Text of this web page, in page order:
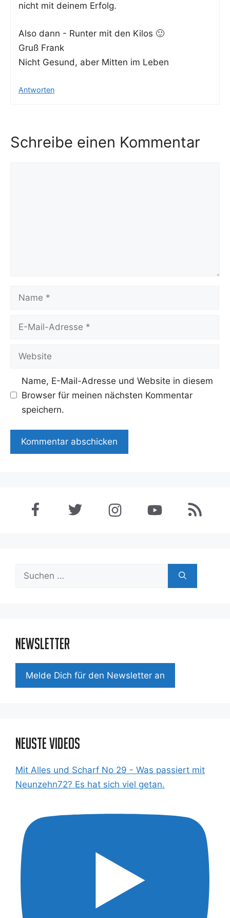
nicht mit dei­nem Erfolg.
Also dann - Run­ter mit den Kilos 🙂
Gruß Frank
Nicht Gesund, aber Mit­ten im Leben
Antworten
Schreibe einen Kommentar
Name
Adresse
Website
Name, E-Mail-Adresse und Website in diesem
Browser für meinen nächsten Kommentar
speichern.
Suchen
Newsletter
Mel­de Dich für den News­let­ter an
Neuste Videos
Mit Alles und Scharf No 29 - Was passiert mit
Neunzehn72? Es hat sich viel getan.